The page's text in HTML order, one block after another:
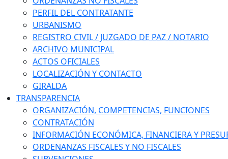
PERFIL DEL CONTRATANTE
URBANISMO
REGISTRO CIVIL / JUZGADO DE PAZ / NOTARIO
ARCHIVO MUNICIPAL
ACTOS OFICIALES
LOCALIZACIÓN Y CONTACTO
GIRALDA
TRANSPARENCIA
ORGANIZACIÓN, COMPETENCIAS, FUNCIONES
CONTRATACIÓN
INFORMACIÓN ECONÓMICA, FINANCIERA Y
ORDENANZAS FISCALES Y NO FISCALES